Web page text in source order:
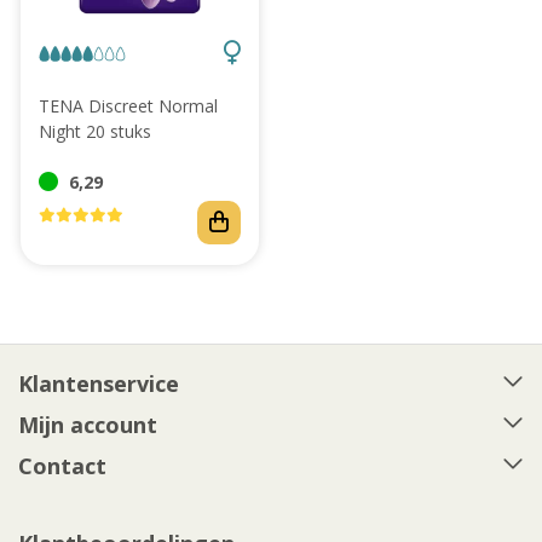
Abonnement
TENA Discreet Normal
Night 20 stuks
6,29
Klantenservice
Mijn account
Contact